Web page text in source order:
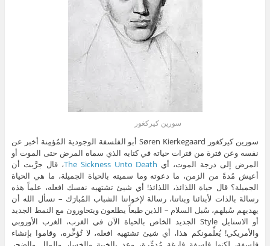
سورين كيركغور
سورين كيركغور Søren Kierkegaard أبو الفلسفة الوجودية المُؤمِنة أخبر عن
نفسه وعن فترة من فترات حياته في كتابه الذي سماه المرض حتى الموت أو
المرض إلى درجة الموت، أي The Sickness Unto Death، قال جرَّبت أن
أعيش مُدةً من الزمن، ما دعوته وما سميته بالحياة الجميلة، ما هي الحياة
الجميلة؟ قال حياة اللذائذ، اللذائذ! أي شيئ تشتهيه نفسك افعله، علماً هذه
رسالة بالذات لأبنائنا وبناتنا، رسالة لإخواننا الشباب المُبارَك – نسأل الله أن
يهديهم سُبلهم، سُبل السلام – الذين طبعاً يطلعون ويتحاورون مع النمط الجديد
أو الاستايل Style الجديد الخاص بالحياة الآن في الغرب، الغرب الأوروبي
والأمريكي! يُعلِّمونكم هذا، أي شيئ تشتهيه افعله، لا تُؤخِّره، وقاموا بإنشاء